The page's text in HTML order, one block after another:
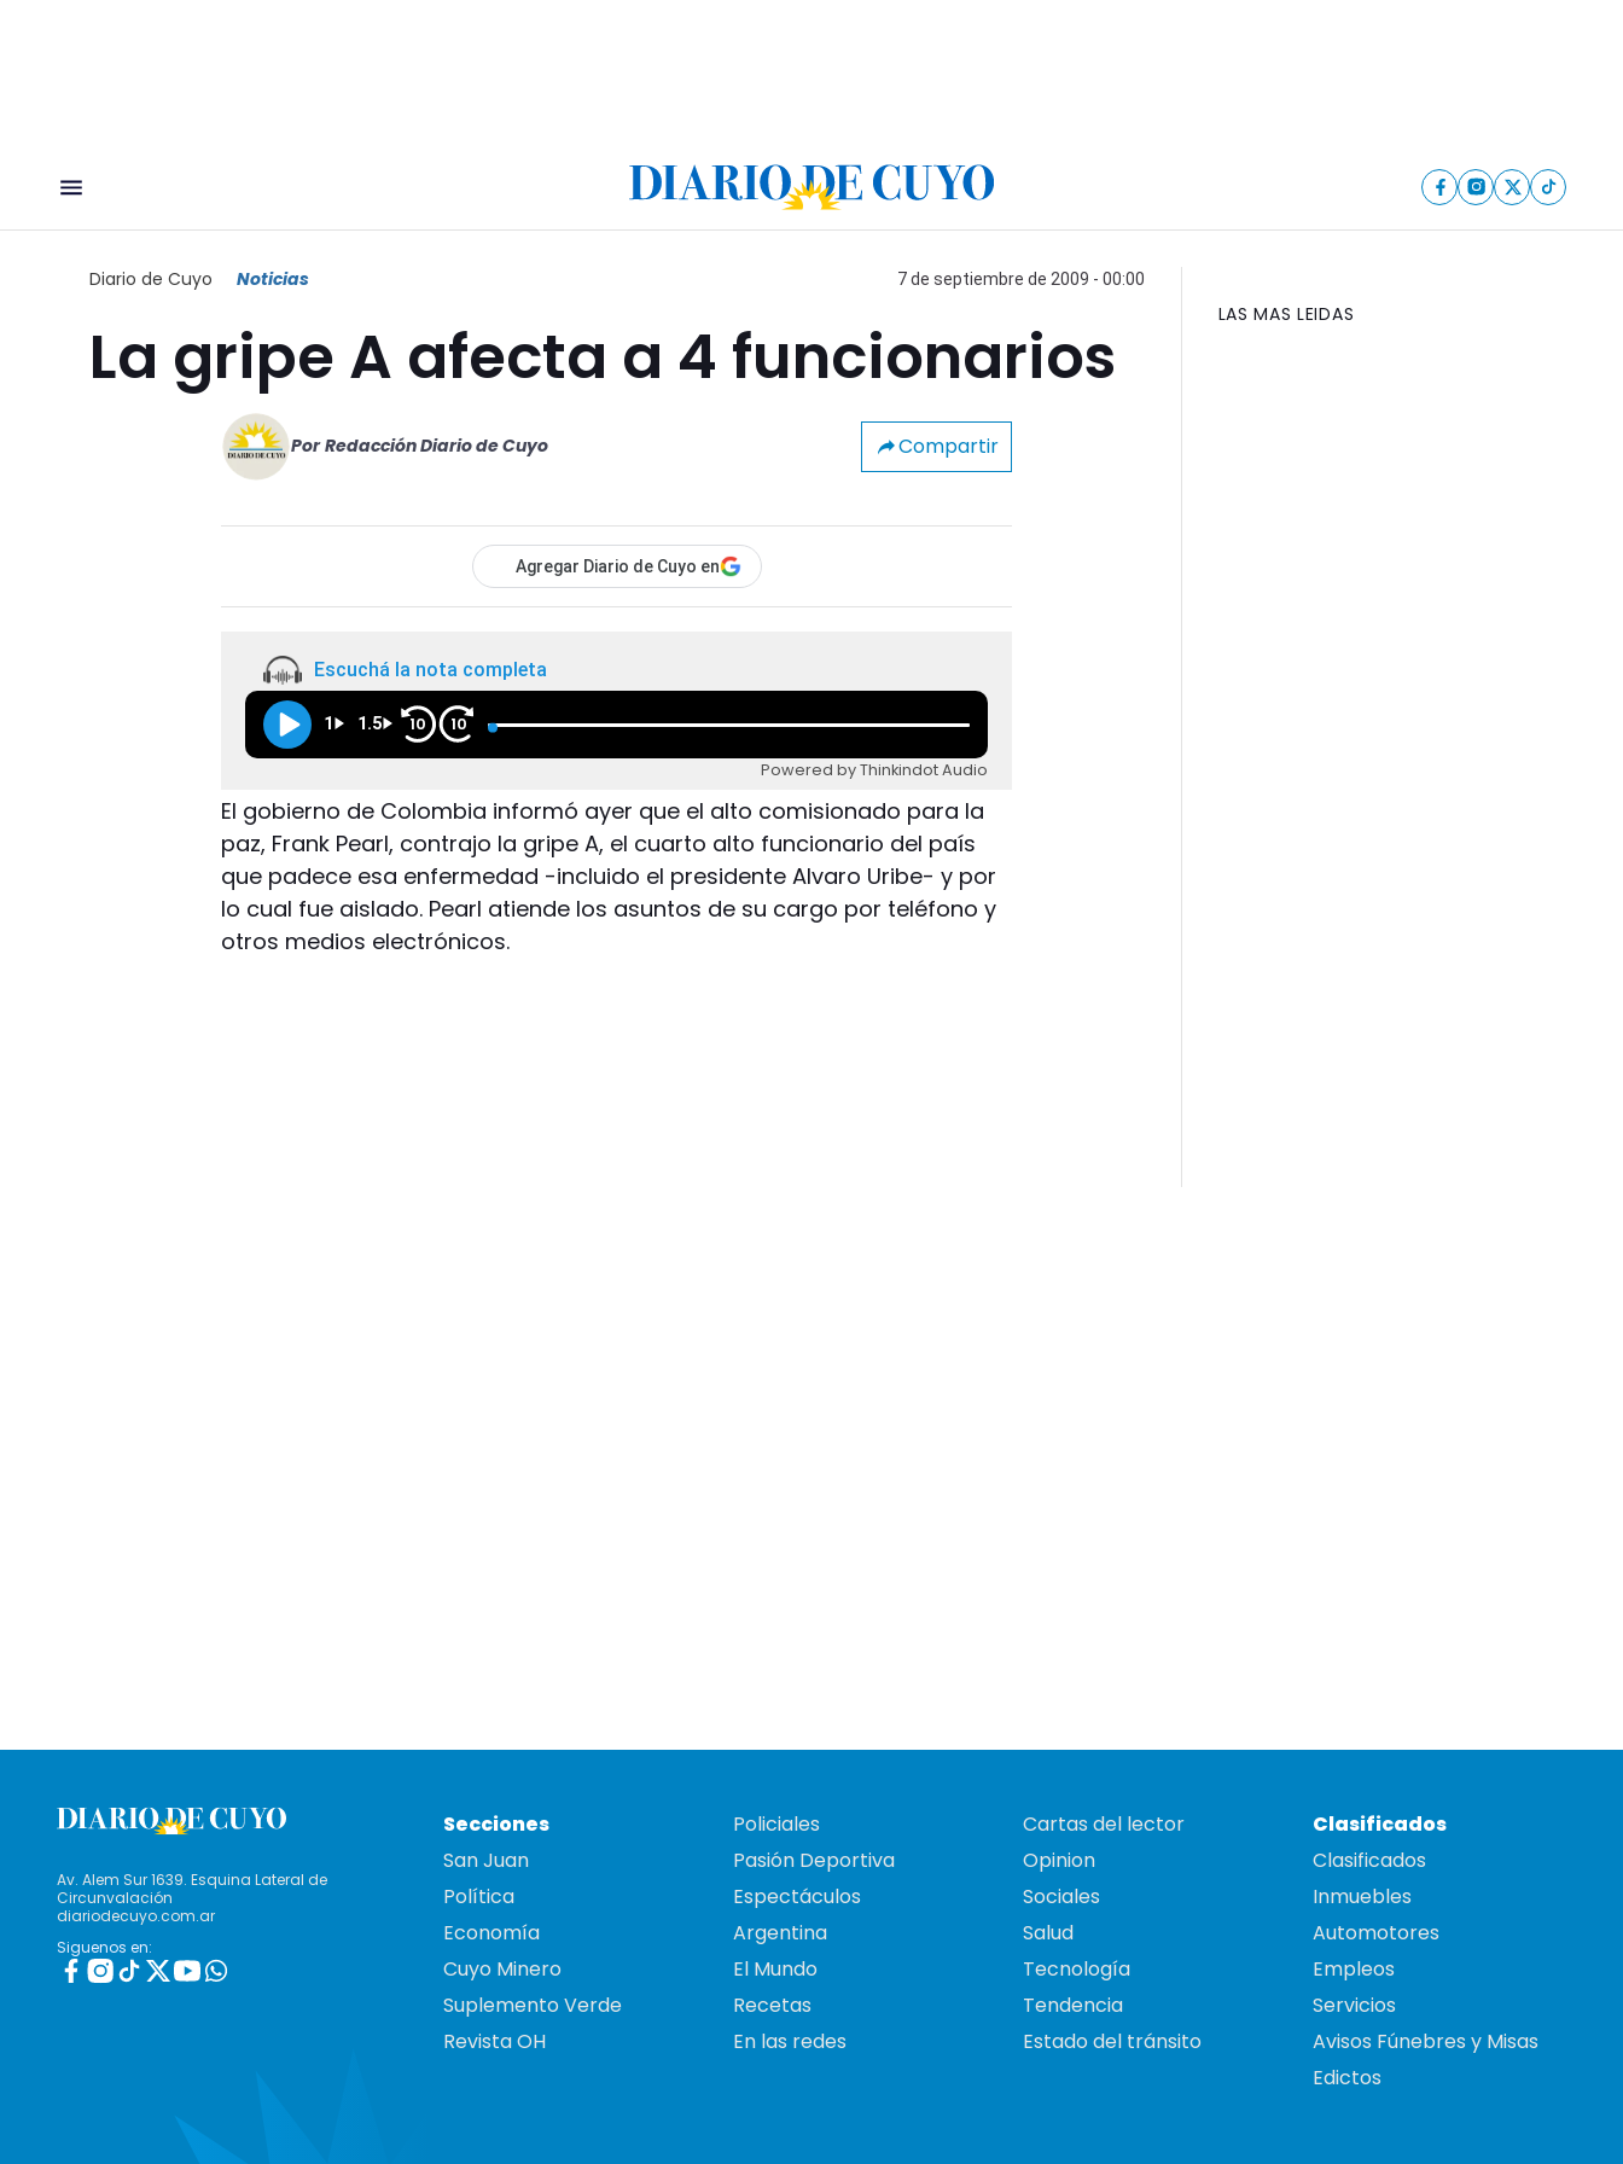
Diario de Cuyo Noticias 7 de septiembre de 2009 - 00:00
La gripe A afecta a 4 funcionarios
Por Redacción Diario de Cuyo Compartir
Agregar Diario de Cuyo en
Escuchá la nota completa
1 1.5 10 10
Powered by Thinkindot Audio
El gobierno de Colombia informó ayer que el alto comisionado para la
paz, Frank Pearl, contrajo la gripe A, el cuarto alto funcionario del país
que padece esa enfermedad -incluido el presidente Alvaro Uribe- y por
lo cual fue aislado. Pearl atiende los asuntos de su cargo por teléfono y
otros medios electrónicos.
LAS MAS LEIDAS
Av. Alem Sur 1639. Esquina Lateral de
Circunvalación
diariodecuyo.com.ar
Siguenos en:
Secciones
San Juan
Política
Economía
Cuyo Minero
Suplemento Verde
Revista OH
Policiales
Pasión Deportiva
Espectáculos
Argentina
El Mundo
Recetas
En las redes
Cartas del lector
Opinion
Sociales
Salud
Tecnología
Tendencia
Estado del tránsito
Clasificados
Clasificados
Inmuebles
Automotores
Empleos
Servicios
Avisos Fúnebres y Misas
Edictos